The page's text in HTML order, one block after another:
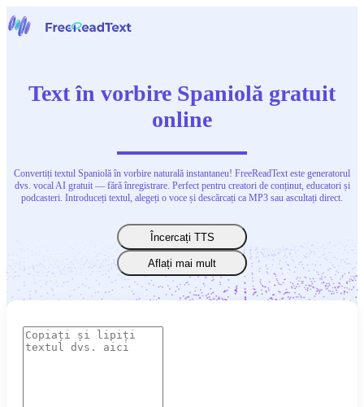
Instrumente
Română
Text în vorbire Spaniolă gratuit
online
Convertiți textul Spaniolă în vorbire naturală instantaneu! FreeReadText este generatorul
dvs. vocal AI gratuit — fără înregistrare. Perfect pentru creatori de conținut, educatori și
podcasteri. Introduceți textul, alegeți o voce și descărcați ca MP3 sau ascultați direct.
Încercați TTS
Aflați mai mult